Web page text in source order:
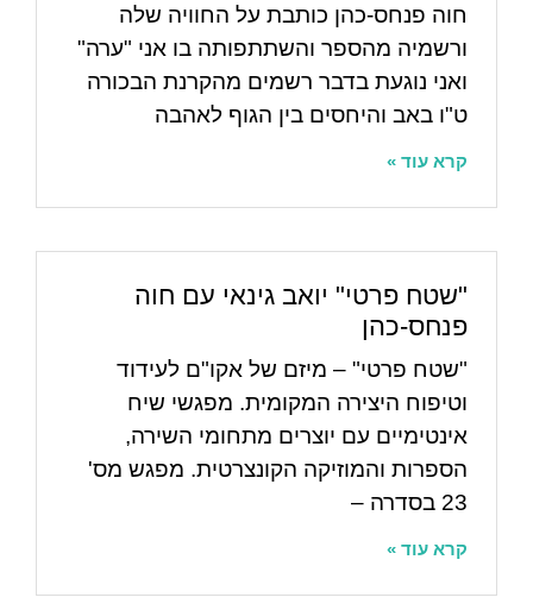
חוה פנחס-כהן כותבת על החוויה שלה
ורשמיה מהספר והשתתפותה בו אני "ערה"
ואני נוגעת בדבר רשמים מהקרנת הבכורה
ט"ו באב והיחסים בין הגוף לאהבה
קרא עוד »
"שטח פרטי" יואב גינאי עם חוה
פנחס-כהן
"שטח פרטי" – מיזם של אקו"ם לעידוד
וטיפוח היצירה המקומית. מפגשי שיח
אינטימיים עם יוצרים מתחומי השירה,
הספרות והמוזיקה הקונצרטית. מפגש מס'
23 בסדרה –
קרא עוד »